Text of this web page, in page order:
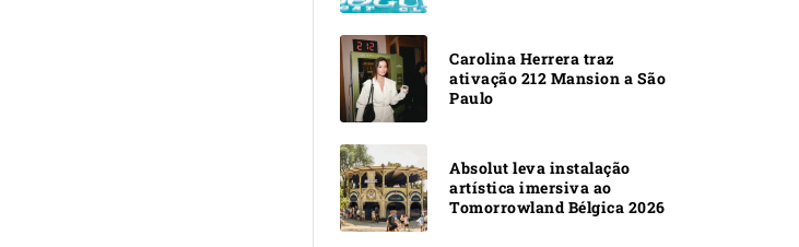
Carolina Herrera traz
ativação 212 Mansion a São
Paulo
Absolut leva instalação
artística imersiva ao
Tomorrowland Bélgica 2026